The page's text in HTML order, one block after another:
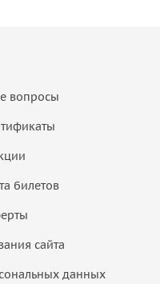
вопросы
билетов
сайта
данных